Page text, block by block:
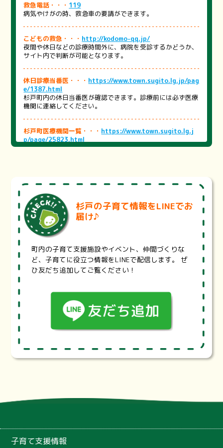
救急電話・・・ 119
病気やけがの時、救急車の要請ができます。
こどもの救急・・・ http://kodomo-qq.jp/
夜間や休日などの診療時間外に、病院を受診するかどうか、
サイト内で判断が可能となります。
休日診療当番医・・・ https://www.town.sugito.lg.jp/pag
e/1387.html
杉戸町内の休日当番医が確認できます。診療前には必ず医療
機関に連絡してください。
杉戸町医療機関一覧・・・ https://www.town.sugito.lg.j
p/page/25823.html
町内の医療機関をまとめました。医療機関を探す際にご活用
埼玉県医療機能情報提供システム・・・
itama.lg.jp/
診療科目、診療曜日・時間、地域、最寄り駅から医療機関や
薬局を検索することが出来ます。また、設備や体制、対応で
きる治療内容などの項目で検索することもできます。
埼玉県耳鼻咽喉科休日救急診療・・・https://www.pref.sai
tama.lg.jp/a0703/jibika.html
埼玉県では、救急医療のうち、休日に救急電話相談で受診先
区の輪番体制による初期救急と、初期医療機関では対応が難
しい重症患者を診療する二次救急を整備する事業を実施して
杉戸の子育て情報をLINEでお
届け♪
町内の子育て支援施設やイベント、仲間づくりな
ど、子育てに役立つ情報をLINEで配信します。 ぜ
ひ友だち追加してご覧ください！
子育て支援情報